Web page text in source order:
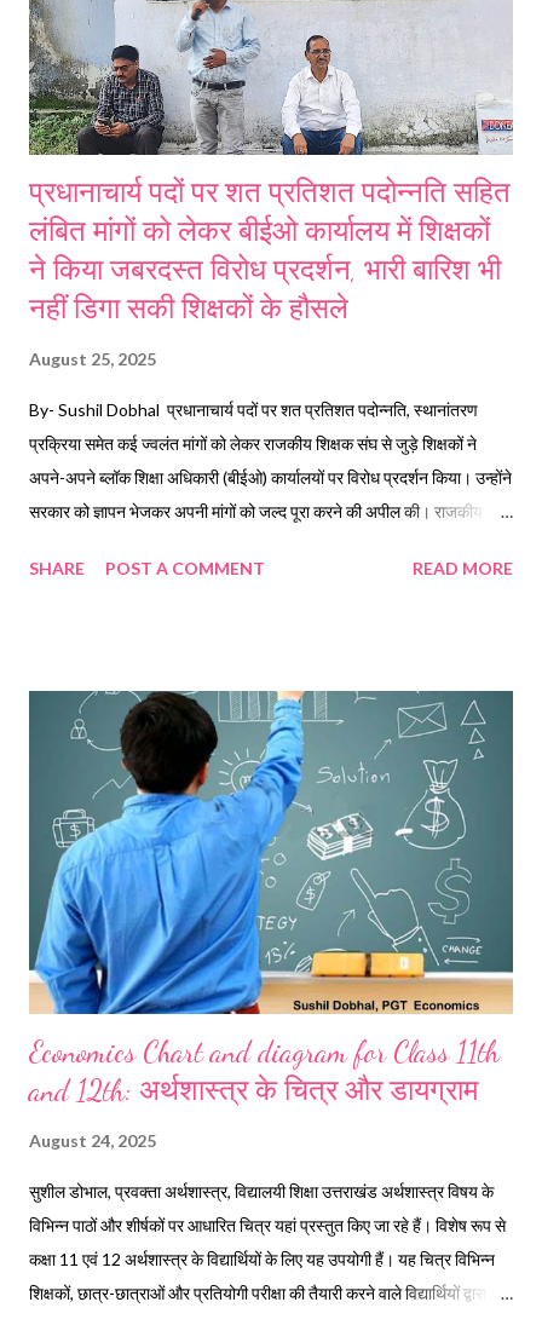
प्रधानाचार्य पदों पर शत प्रतिशत पदोन्नति सहित
लंबित मांगों को लेकर बीईओ कार्यालय में शिक्षकों
ने किया जबरदस्त विरोध प्रदर्शन, भारी बारिश भी
नहीं डिगा सकी शिक्षकों के हौसले
August 25, 2025
By- Sushil Dobhal प्रधानाचार्य पदों पर शत प्रतिशत पदोन्नति, स्थानांतरण
प्रक्रिया समेत कई ज्वलंत मांगों को लेकर राजकीय शिक्षक संघ से जुड़े शिक्षकों ने
अपने-अपने ब्लॉक शिक्षा अधिकारी (बीईओ) कार्यालयों पर विरोध प्रदर्शन किया। उन्होंने
सरकार को ज्ञापन भेजकर अपनी मांगों को जल्द पूरा करने की अपील की। राजकीय
निर्धारित चाकडाउन हड़ताल के बाद सोमवार को शिक्षकों ने बीईओ कार्यालयों पर धरना
ईओ कार्यालय में धना अधिकार जबरदस्त ग्रोथ प्रकट किया है। शिक्षक संघ के जिला
अध्यक्ष दिलबर रावत ने कहा कि 27 अगस्त को शिक्षक आकस्मिक अवकाश लेकर
नरेंद्रनगर में प्रस्तावित धरना-प्रदर्शन में भाग लेंगे। इसके साथ ही उन्होंने कहा कि पूर्व
में हुए समझौते को भी सरकार मानने को तैयार नहीं है, जिससे स्थिति और ...
SHARE POST A COMMENT READ MORE
Economics Chart and diagram for Class 11th
and 12th: अर्थशास्त्र के चित्र और डायग्राम
August 24, 2025
सुशील डोभाल, प्रवक्ता अर्थशास्त्र, विद्यालयी शिक्षा उत्तराखंड अर्थशास्त्र विषय के
विभिन्न पाठों और शीर्षकों पर आधारित चित्र यहां प्रस्तुत किए जा रहे हैं। विशेष रूप से
कक्षा 11 एवं 12 अर्थशास्त्र के विद्यार्थियों के लिए यह उपयोगी हैं। यह चित्र विभिन्न
शिक्षकों, छात्र-छात्राओं और प्रतियोगी परीक्षा की तैयारी करने वाले विद्यार्थियों द्वारा